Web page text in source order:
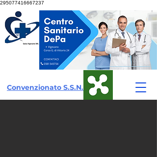
295077416667237
Convenzionato S.S.N.